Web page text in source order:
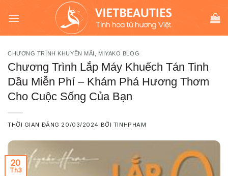
đến
CHƯƠNG TRÌNH KHUYẾN MÃI MIYAKO BLOG
Chương Trình Lắp Máy Khuếch Tán Tinh
Dầu Miễn Phí – Khám Phá Hương Thơm
Cho Cuộc Sống Của Bạn
THỜI GIAN ĐĂNG 20/03/2024 BỞI TINHPHAM
20
Th3